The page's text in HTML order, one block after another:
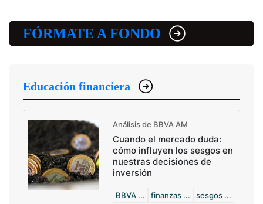
FÓRMATE A FONDO
Educación financiera
Análisis de BBVA AM
Cuando el mercado duda:
cómo influyen los sesgos en
nuestras decisiones de
inversión
BBVA ... finanzas ... sesgos ...